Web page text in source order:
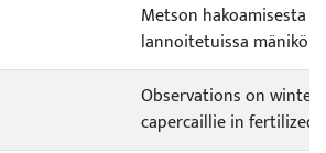
Metson hakoamisesta
lannoitetuissa
Observations on winter
capercaillie in fertilized